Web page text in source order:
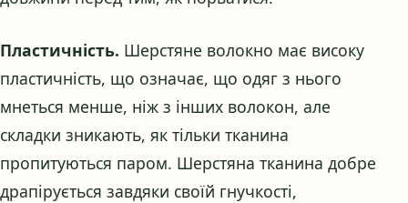
Пластичність. Шерстяне волокно має високу
пластичність, що означає, що одяг з нього
мнеться менше, ніж з інших волокон, але
складки зникають, як тільки тканина
пропитуються паром. Шерстяна тканина добре
драпірується завдяки своїй гнучкості,